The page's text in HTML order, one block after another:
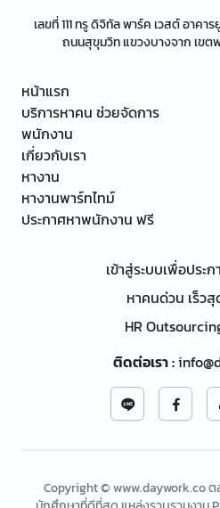
เลขที่ 111 ทรู ดิจิทัล พาร์ค เวสต์ อาคา
ถนนสุขุมวิท แขวงบางจาก เขต
หน้าแรก
บริการหาคน ช่วยจัดการ
พนักงาน
เกี่ยวกับเรา
หางาน
หางานพาร์ทไทม์
ประกาศหาพนักงาน ฟรี
เข้าสู่ระบบเพื่อประ
หาคนด่วน เร็วสุ
HR
ติดต่อเรา:
Copyright © www.daywork.co ต